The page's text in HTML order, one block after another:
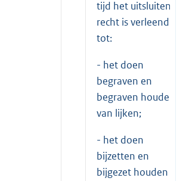
tijd het uitsluitend
recht is verleend
tot:
- het doen
begraven en
begraven houden
van lijken;
- het doen
bijzetten en
bijgezet houden